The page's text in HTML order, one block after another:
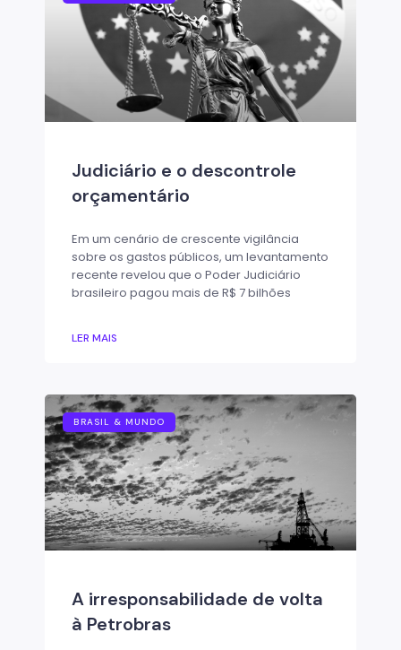
Judiciário e o descontrole
orçamentário
Em um cenário de crescente vigilância
sobre os gastos públicos, um levantamento
recente revelou que o Poder Judiciário
brasileiro pagou mais de R$ 7 bilhões
LER MAIS
BRASIL & MUNDO
A irresponsabilidade de volta
à Petrobras